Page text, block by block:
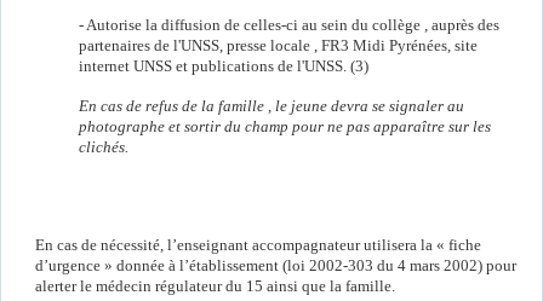
- Autorise la diffusion de celles-ci au sein du collège , auprès des
partenaires de l'UNSS, presse locale , FR3 Midi Pyrénées, site
internet UNSS et publications de l'UNSS. (3)
En cas de refus de la famille , le jeune devra se signaler au
photographe et sortir du champ pour ne pas apparaître sur les
clichés.
En cas de nécessité, l’enseignant accompagnateur utilisera la « fiche
d’urgence » donnée à l’établissement (loi 2002-303 du 4 mars 2002) pour
alerter le médecin régulateur du 15 ainsi que la famille.